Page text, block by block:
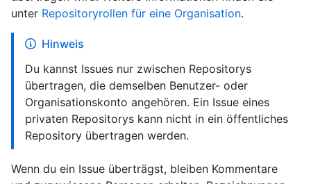
unter Repositoryrollen für eine Organisation.
Hinweis
Du kannst Issues nur zwischen Repositorys
übertragen, die demselben Benutzer- oder
Organisationskonto angehören. Ein Issue eines
privaten Repositorys kann nicht in ein öffentliches
Repository übertragen werden.
Wenn du ein Issue überträgst, bleiben Kommentare